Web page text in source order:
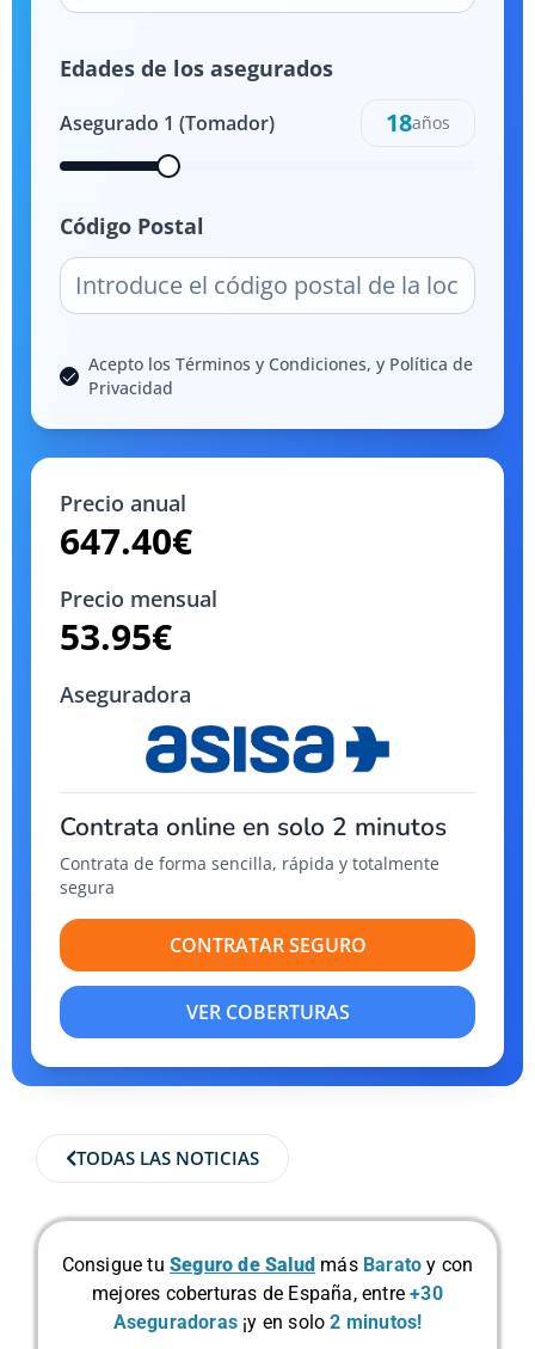
Edades de los asegurados
Asegurado 1 (Tomador) 18años
Código Postal
Acepto los Términos y Condiciones, y Política de
Privacidad
Precio anual
647.40€
Precio mensual
53.95€
Aseguradora
Contrata online en solo 2 minutos
Contrata de forma sencilla, rápida y totalmente
segura
CONTRATAR SEGURO
VER COBERTURAS
TODAS LAS NOTICIAS
Consigue tu Seguro de Salud más Barato y con
mejores coberturas de España, entre+30
Aseguradoras ¡y en solo2 minutos!